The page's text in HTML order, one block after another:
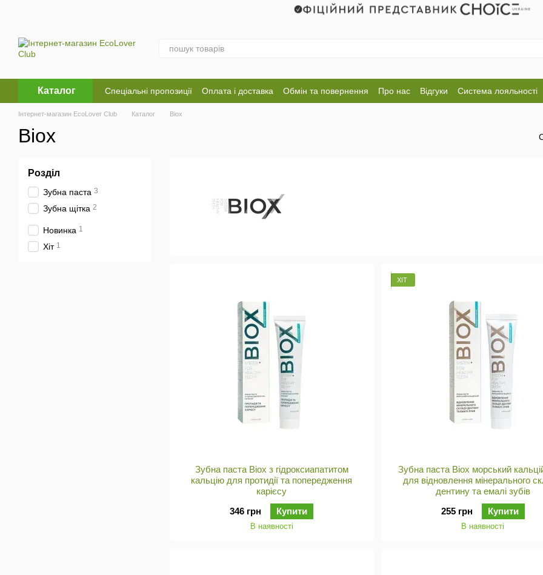
Каталог Спеціальні пропозиції Оплата і доставка Обмін та повернення Про нас Відгуки
Система лояльності
Оферта
Угода користувача
Інтернет-магазин EcoLover Club Каталог Biox
Biox
Зубна паста Biox з гідроксиапатитом
кальцію для протидії та попередження
карієсу
346 грн
Купити
В наявності
ХІТ
Зубна паста Biox морський
для відновлення мінерального
дентину та емалі зубів
255 грн
Купити
В наявності
Розділ
Зубна паста 3
Зубна щітка 2
Новинка 1
Хіт 1